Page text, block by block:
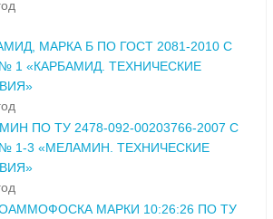
МАРКА Б ПО ГОСТ 2081-2010 С
1 «КАРБАМИД. ТЕХНИЧЕСКИЕ
ПО ТУ 2478-092-00203766-2007 С
1-3 «МЕЛАМИН. ТЕХНИЧЕСКИЕ
МАРКИ 10:26:26 ПО ТУ